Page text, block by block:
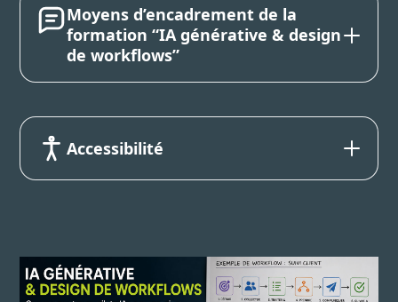
Moyens d’encadrement de la
formation “IA générative & design
de workflows”
Accessibilité